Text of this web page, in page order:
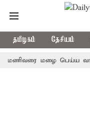
தமிழகம் தேசியம்
மழை பெய்ய வாய்ப்பு